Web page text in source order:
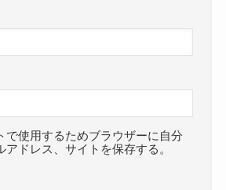
で使用するためブラウザーに自分
アドレス、サイトを保存する。